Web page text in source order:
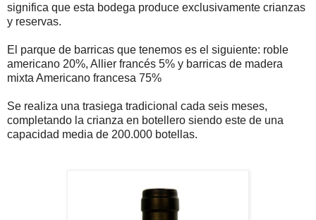
significa que esta bodega produce exclusivamente crianzas
y reservas.
El parque de barricas que tenemos es el siguiente: roble
americano 20%, Allier francés 5% y barricas de madera
mixta Americano francesa 75%
Se realiza una trasiega tradicional cada seis meses,
completando la crianza en botellero siendo este de una
capacidad media de 200.000 botellas.